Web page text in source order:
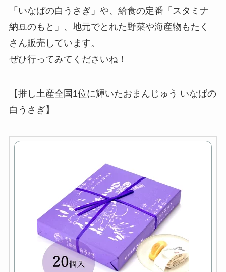
「いなばの白うさぎ」や、給食の定番「スタミナ
納豆のもと」、地元でとれた野菜や海産物もたく
さん販売しています。
ぜひ行ってみてくださいね！
【推し土産全国1位に輝いたおまんじゅう いなばの
白うさぎ】